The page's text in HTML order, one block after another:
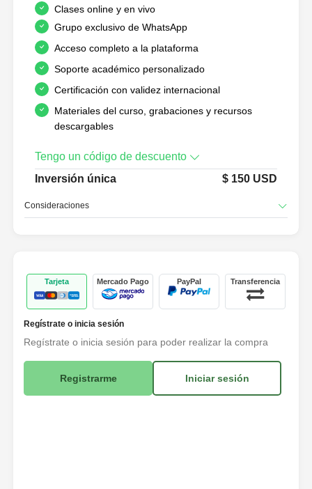
Tarjeta Mercado Pago PayPal Transferencia
Regístrate o inicia sesión
Regístrate o inicia sesión para poder realizar la compra
Registrarme Iniciar sesión
Clases online y en vivo
Grupo exclusivo de WhatsApp
Acceso completo a la plataforma
Soporte académico personalizado
Certificación con validez internacional
Materiales del curso, grabaciones y recursos
descargables
Tengo un código de descuento
Inversión única
$ 150 USD
Consideraciones